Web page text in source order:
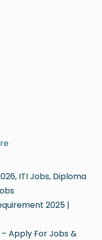
ITI Jobs, Diploma
2025 |
Apply For Jobs &